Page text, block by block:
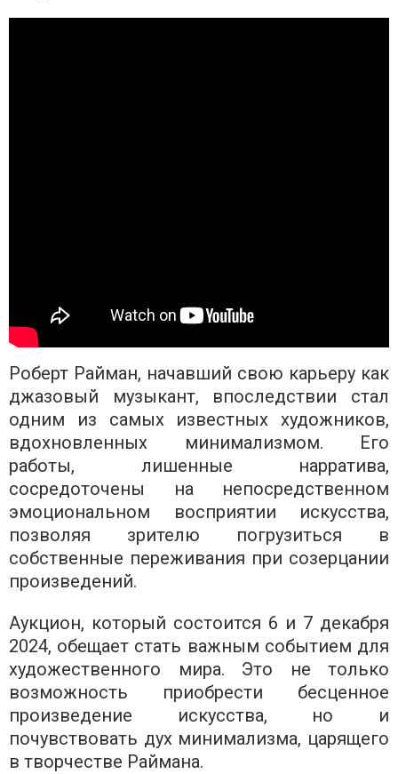
Роберт Райман, начавший свою карьеру как
джазовый музыкант, впоследствии стал
одним из самых известных художников,
вдохновленных минимализмом. Его
работы, лишенные нарратива,
сосредоточены на непосредственном
эмоциональном восприятии искусства,
позволяя зрителю погрузиться в
собственные переживания при созерцании
произведений.
Аукцион, который состоится 6 и 7 декабря
2024, обещает стать важным событием для
художественного мира. Это не только
возможность приобрести бесценное
произведение искусства, но и
почувствовать дух минимализма, царящего
в творчестве Раймана.